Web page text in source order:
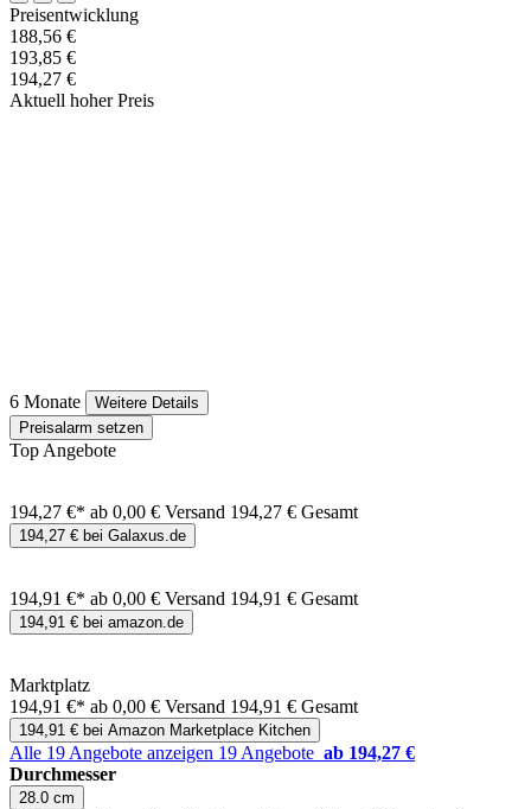
Preisentwicklung
188,56 €
193,85 €
194,27 €
Aktuell hoher Preis
6 Monate
Weitere Details
Preisalarm setzen
Top Angebote
194,27 €* ab 0,00 € Versand 194,27 € Gesamt
194,27 € bei Galaxus.de
194,91 €* ab 0,00 € Versand 194,91 € Gesamt
194,91 € bei amazon.de
Marktplatz
194,91 €* ab 0,00 € Versand 194,91 € Gesamt
194,91 € bei Amazon Marketplace Kitchen
Alle 19 Angebote anzeigen 19 Angebote ab 194,27 €
Durchmesser
28.0 cm